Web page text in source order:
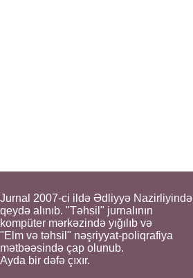
Jurnal 2007-ci ildə Ədliyyə Nazirliyində
qeydə alınıb. "Təhsil" jurnalının
kompüter mərkəzində yığılıb və
"Elm və təhsil" nəşriyyat-poliqrafiya
mətbəəsində çap olunub.
Ayda bir dəfə çıxır.